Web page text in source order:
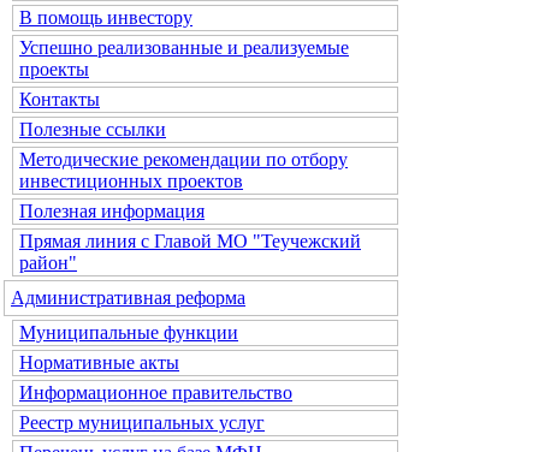
В помощь инвестору
Успешно реализованные и реализуемые
проекты
Контакты
Полезные ссылки
Методические рекомендации по отбору
инвестиционных проектов
Полезная информация
Прямая линия с Главой МО "Теучежский
район"
Административная реформа
Муниципальные функции
Нормативные акты
Информационное правительство
Реестр муниципальных услуг